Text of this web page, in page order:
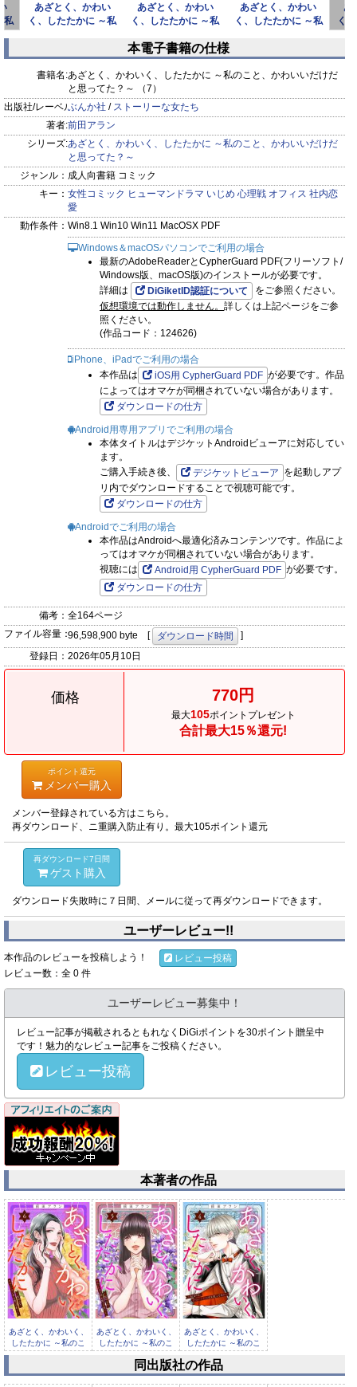
私
あざとく、かわい
く、したたかに ～私
あざとく、かわい
く、したたかに ～私
けだと
あざとく、かわい
く、したたかに ～私
あ
く
prev next
本電子書籍の仕様
書籍名:あざとく、かわいく、したたかに ～私のこと、かわいいだけだ
と思ってた？～ （7）
出版社/レーベル:ぶんか社 / ストーリーな女たち
著者:前田アラン
シリーズ:あざとく、かわいく、したたかに ～私のこと、かわいいだけだ
と思ってた？～
ジャンル： 成人向書籍 コミック
キー： 女性コミック ヒューマンドラマ いじめ 心理戦 オフィス 社内恋
愛
動作条件： Win8.1 Win10 Win11 MacOSX PDF
Windows＆macOSパソコンでご利用の場合
最新のAdobeReaderとCypherGuard PDF(フリーソフト/
Windows版、macOS版)のインストールが必要です。
詳細は
DiGiketID認証について
をご参照ください。
仮想環境では動作しません。 詳しくは上記ページをご参
照ください。
(作品コード：124626)
iPhone、iPadでご利用の場合
本作品は
iOS用 CypherGuard PDF が必要です。作品
によってはオマケが同梱されていない場合があります。
ダウンロードの仕方
Android用専用アプリでご利用の場合
本体タイトルはデジケットAndroidビューアに対応してい
ます。
ご購入手続き後、
デジケットビューア を起動しアプ
リ内でダウンロードすることで視聴可能です。
ダウンロードの仕方
Androidでご利用の場合
本作品はAndroidへ最適化済みコンテンツです。作品によ
ってはオマケが同梱されていない場合があります。
視聴には
Android用 CypherGuard PDF が必要です。
ダウンロードの仕方
備考： 全164ページ
ファイル容量：96,598,900 byte [ ダウンロード時間
]
登録日： 2026年05月10日
価格 770円
最大105ポイントプレゼント
合計最大15％還元!
ポイント還元
メンバー購入
メンバー登録されている方はこちら。
再ダウンロード、ニ重購入防止有り。最大105ポイント還元
再ダウンロード7日間
ゲスト購入
ダウンロード失敗時に７日間、メールに従って再ダウンロードできます。
ユーザーレビュー!!
本作品のレビューを投稿しよう！
レビュー投稿
レビュー数：全 0 件
ユーザーレビュー募集中！
レビュー記事が掲載されるともれなくDiGiポイントを30ポイント贈呈中
です！魅力的なレビュー記事をご投稿ください。
レビュー投稿
本著者の作品
あざとく、かわいく、
したたかに ～私のこ
と、かわ...
あざとく、かわいく、
したたかに ～私のこ
と、かわ...
あざとく、かわいく、
したたかに ～私のこ
と、かわ...
同出版社の作品